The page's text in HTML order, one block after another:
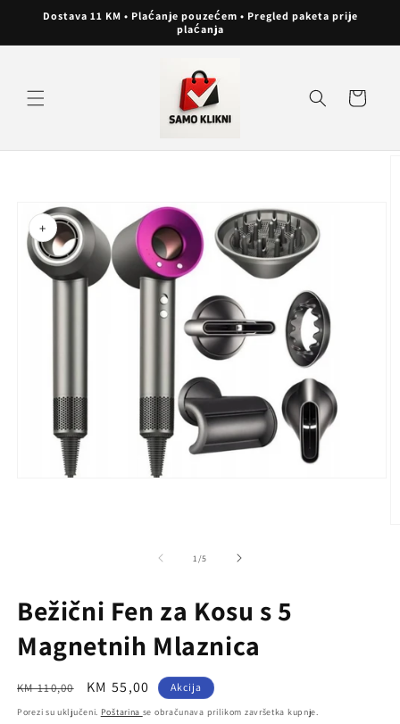
Dostava 11 KM • Plaćanje pouzećem • Pregled paketa prije
plaćanja
Košarica
+
1 /od
5
Bežični Fen za Kosu s 5
Magnetnih Mlaznica
Redovna
cijena
KM 110,00
Prodajna
cijena
KM 55,00 Akcija
Porezi su uključeni. Poštarina se obračunava prilikom završetka kupnje.